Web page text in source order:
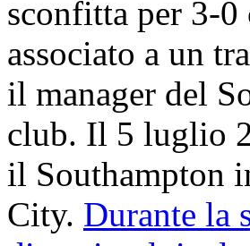
sconfitta per 3-
associato a un
il manager del
club. Il 5 luglio
il Southampton
City. Durante la